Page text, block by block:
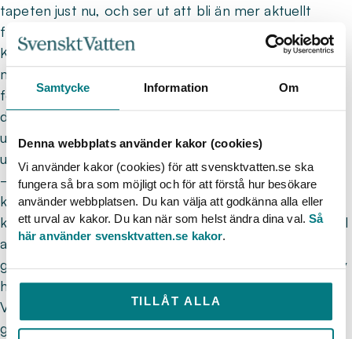
Samtycke Information Om
Denna webbplats använder kakor (cookies)
Vi använder kakor (cookies) för att svensktvatten.se ska
fungera så bra som möjligt och för att förstå hur besökare
använder webbplatsen. Du kan välja att godkänna alla eller
ett urval av kakor. Du kan när som helst ändra dina val.Så
här använder svensktvatten.se kakor.
TILLÅT ALLA
tapeten just nu, och ser ut att bli än mer aktuellt
framöver, fortsätter han.
Klimatförändringarna och den anpassning som, inte
minst, VA-sektorn måste göra för att bemöta de nya
förutsättningarna är ingen ny problematik. Tvärtemot,
det är en fråga som diskuterats och arbetats med
under lång tid. Trots det kvarstår fortfarande stora
utmaningar.
– Vi som jobbar med VA har jobbat med
klimatanpassning i 25 år. Jag upplever att de flesta
kommuner är ganska bra på planeringen och att se till
att det finns plats för vattnet, men frågan är vad vi
gör i de riktigt svåra frågorna – som torka, höjning av
havsnivåer och skyfall, säger Ulf.
Vidare menar han att det krävs tydlig planering – att
genomföra den nödvändiga anpassningen till ett